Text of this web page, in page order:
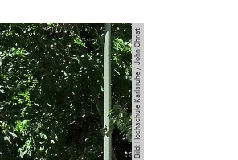
Bild: Hochschule Karlsruhe / John Christ